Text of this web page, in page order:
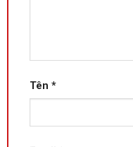
Tên *